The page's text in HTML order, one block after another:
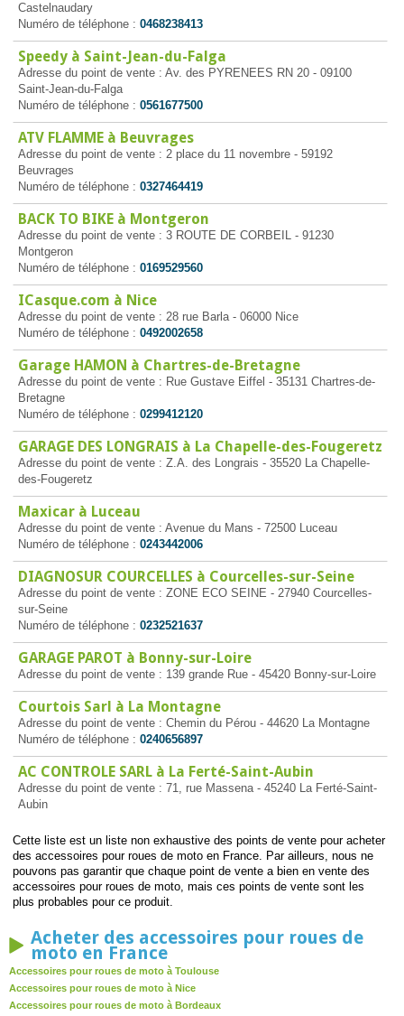
Castelnaudary
Numéro de téléphone : 0468238413
Speedy à Saint-Jean-du-Falga
Adresse du point de vente : Av. des PYRENEES RN 20 - 09100
Saint-Jean-du-Falga
Numéro de téléphone : 0561677500
ATV FLAMME à Beuvrages
Adresse du point de vente : 2 place du 11 novembre - 59192
Beuvrages
Numéro de téléphone : 0327464419
BACK TO BIKE à Montgeron
Adresse du point de vente : 3 ROUTE DE CORBEIL - 91230
Montgeron
Numéro de téléphone : 0169529560
ICasque.com à Nice
Adresse du point de vente : 28 rue Barla - 06000 Nice
Numéro de téléphone : 0492002658
Garage HAMON à Chartres-de-Bretagne
Adresse du point de vente : Rue Gustave Eiffel - 35131 Chartres-de-
Bretagne
Numéro de téléphone : 0299412120
GARAGE DES LONGRAIS à La Chapelle-des-Fougeretz
Adresse du point de vente : Z.A. des Longrais - 35520 La Chapelle-
des-Fougeretz
Maxicar à Luceau
Adresse du point de vente : Avenue du Mans - 72500 Luceau
Numéro de téléphone : 0243442006
DIAGNOSUR COURCELLES à Courcelles-sur-Seine
Adresse du point de vente : ZONE ECO SEINE - 27940 Courcelles-
sur-Seine
Numéro de téléphone : 0232521637
GARAGE PAROT à Bonny-sur-Loire
Adresse du point de vente : 139 grande Rue - 45420 Bonny-sur-Loire
Courtois Sarl à La Montagne
Adresse du point de vente : Chemin du Pérou - 44620 La Montagne
Numéro de téléphone : 0240656897
AC CONTROLE SARL à La Ferté-Saint-Aubin
Adresse du point de vente : 71, rue Massena - 45240 La Ferté-Saint-
Aubin
Cette liste est un liste non exhaustive des points de vente pour acheter
des accessoires pour roues de moto en France. Par ailleurs, nous ne
pouvons pas garantir que chaque point de vente a bien en vente des
accessoires pour roues de moto, mais ces points de vente sont les
plus probables pour ce produit.
Acheter des accessoires pour roues de
moto en France
Accessoires pour roues de moto à Toulouse
Accessoires pour roues de moto à Nice
Accessoires pour roues de moto à Bordeaux